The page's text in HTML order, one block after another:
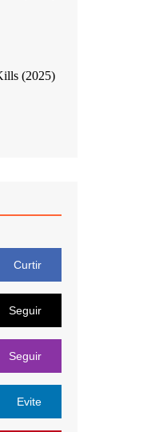
(2025)
Curtir
Seguir
Seguir
Evite